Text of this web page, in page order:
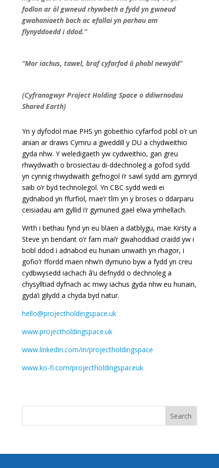
fodlon ar ôl gwneud rhywbeth a fydd yn gwneud
gwahaniaeth bach ac efallai yn parhau am
flynyddoedd i ddod.”
“Mor iachus, tawel, braf cyfarfod â phobl newydd”
(Cyfranogwyr Project Holding Space o ddiwrnodau
Shared Earth)
Yn y dyfodol mae PHS yn gobeithio cyfarfod pobl o’r un
anian ar draws Cymru a gweddill y DU a chydweithio
gyda nhw. Y weledigaeth yw cydweithio, gan greu
rhwydwaith o brosiectau di-ddechnoleg a gofod sydd
yn cynnig rhwydwaith gefnogol i’r sawl sydd am gymryd
saib o’r byd technolegol. Yn CBC sydd wedi ei
gydnabod yn ffurfiol, mae’r tîm yn y broses o ddarparu
ceisiadau am gyllid i’r gymuned gael elwa ymhellach.
Wrth i bethau fynd yn eu blaen a datblygu, mae Kirsty a
Steve yn bendant o’r farn mai’r gwahoddiad craidd yw i
bobl ddod i adnabod eu hunain unwaith yn rhagor, i
gofio’r ffordd maen nhw’n dymuno byw a fydd yn creu
cydbwysedd iachach â’u defnydd o dechnoleg a
chysylltiad dyfnach ac mwy iachus gyda nhw eu hunain,
gyda’i gilydd a chyda byd natur.
hello@projectholdingspace.uk
www.projectholdingspace.uk
www.linkedin.com/in/projectholdingspace
www.ko-fi.com/projectholdingspaceuk
Search